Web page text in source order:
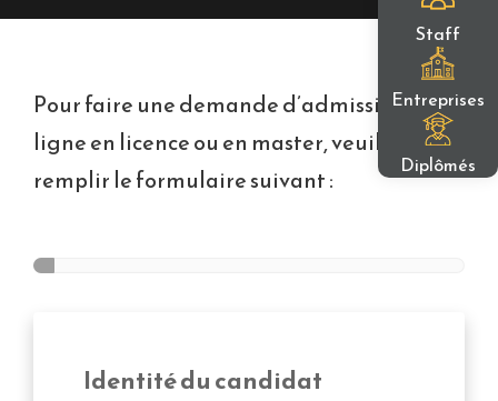
Staff
Entreprises
Diplômés
Pour faire une demande d’admission en
ligne en licence ou en master, veuillez
remplir le formulaire suivant :
Identité du candidat